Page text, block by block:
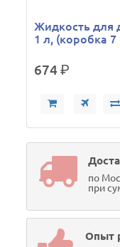
Жидкость для
1 л, (коробка 7
674р.
по
при
Опыт